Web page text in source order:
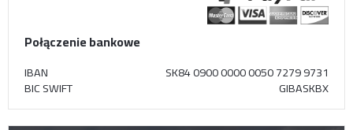
Połączenie bankowe
IBAN SK84 0900 0000 0050 7279 9731
BIC SWIFT GIBASKBX